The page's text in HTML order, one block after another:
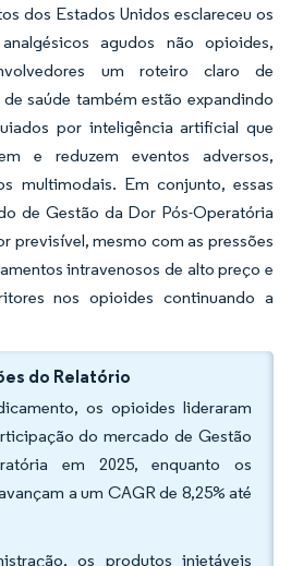
dos Estados Unidos esclareceu os
agudos não opioides,
um roteiro claro de
saúde também estão expandindo
por inteligência artificial que
e reduzem eventos adversos,
multimodais. Em conjunto, essas
de Gestão da Dor Pós-Operatória
previsível, mesmo com as pressões
intravenosos de alto preço e
nos opioides continuando a
do Relatório
os opioides lideraram
do mercado de Gestão
em 2025, enquanto os
a um CAGR de 8,25% até
os produtos injetáveis